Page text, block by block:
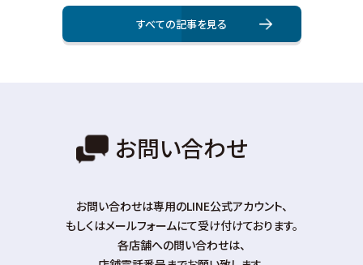
すべての記事を⾒る
お問い合わせ
お問い合わせは専⽤のLINE公式アカウント、
もしくはメールフォームにて受け付けております。
各店舗への問い合わせは、